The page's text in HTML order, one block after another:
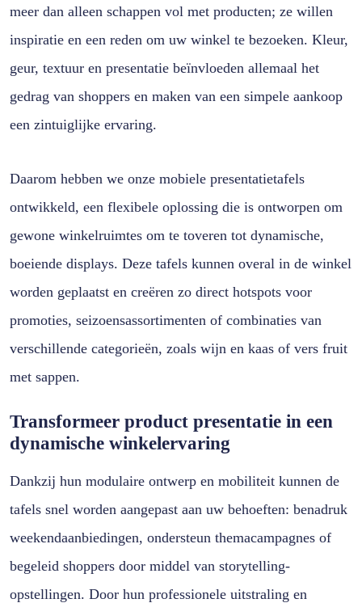
meer dan alleen schappen vol met producten; ze willen
inspiratie en een reden om uw winkel te bezoeken. Kleur,
geur, textuur en presentatie beïnvloeden allemaal het
gedrag van shoppers en maken van een simpele aankoop
een zintuiglijke ervaring.
Daarom hebben we onze mobiele presentatietafels
ontwikkeld, een flexibele oplossing die is ontworpen om
gewone winkelruimtes om te toveren tot dynamische,
boeiende displays. Deze tafels kunnen overal in de winkel
worden geplaatst en creëren zo direct hotspots voor
promoties, seizoensassortimenten of combinaties van
verschillende categorieën, zoals wijn en kaas of vers fruit
met sappen.
Transformeer product presentatie in een
dynamische winkelervaring
Dankzij hun modulaire ontwerp en mobiliteit kunnen de
tafels snel worden aangepast aan uw behoeften: benadruk
weekendaanbiedingen, ondersteun themacampagnes of
begeleid shoppers door middel van storytelling-
opstellingen. Door hun professionele uitstraling en